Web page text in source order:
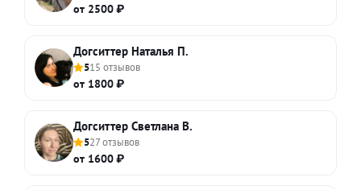
от 2500 ₽
Догситтер Наталья П.
515 отзывов
от 1800 ₽
Догситтер Светлана В.
527 отзывов
от 1600 ₽